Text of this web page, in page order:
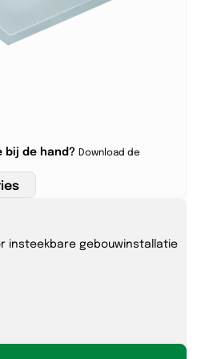
de hand? Download de
insteekbare gebouwinstallatie